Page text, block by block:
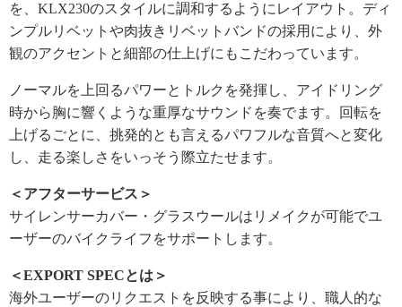
を、KLX230のスタイルに調和するようにレイアウト。ディ
ンプルリベットや肉抜きリベットバンドの採用により、外
観のアクセントと細部の仕上げにもこだわっています。
ノーマルを上回るパワーとトルクを発揮し、アイドリング
時から胸に響くような重厚なサウンドを奏でます。回転を
上げるごとに、挑発的とも言えるパワフルな音質へと変化
し、走る楽しさをいっそう際立たせます。
＜アフターサービス＞
サイレンサーカバー・グラスウールはリメイクが可能でユ
ーザーのバイクライフをサポートします。
＜EXPORT SPECとは＞
海外ユーザーのリクエストを反映する事により、職人的な